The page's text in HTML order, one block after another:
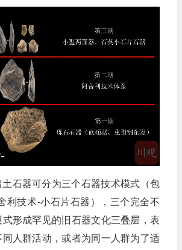
土石器可分为三个石器技术模式（包
利技术-小石片石器），三个完全不
式形成罕见的旧石器文化三叠层，表
同人群活动，或者为同一人群为了适